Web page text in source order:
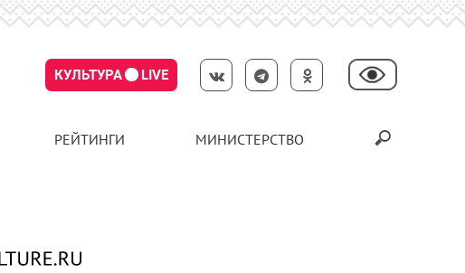
КУЛЬТУРА LIVE
РЕЙТИНГИ МИНИСТЕРСТВО